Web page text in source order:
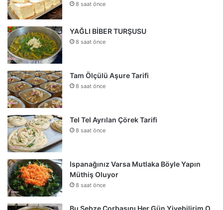
8 saat önce
YAĞLI BİBER TURŞUSU
8 saat önce
Tam Ölçülü Aşure Tarifi
8 saat önce
Tel Tel Ayrılan Çörek Tarifi
8 saat önce
Ispanağınız Varsa Mutlaka Böyle Yapın
Müthiş Oluyor
8 saat önce